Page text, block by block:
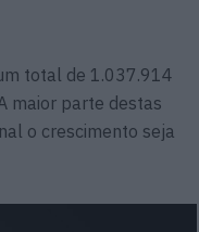
total de 1.037.914
maior parte destas
o crescimento seja